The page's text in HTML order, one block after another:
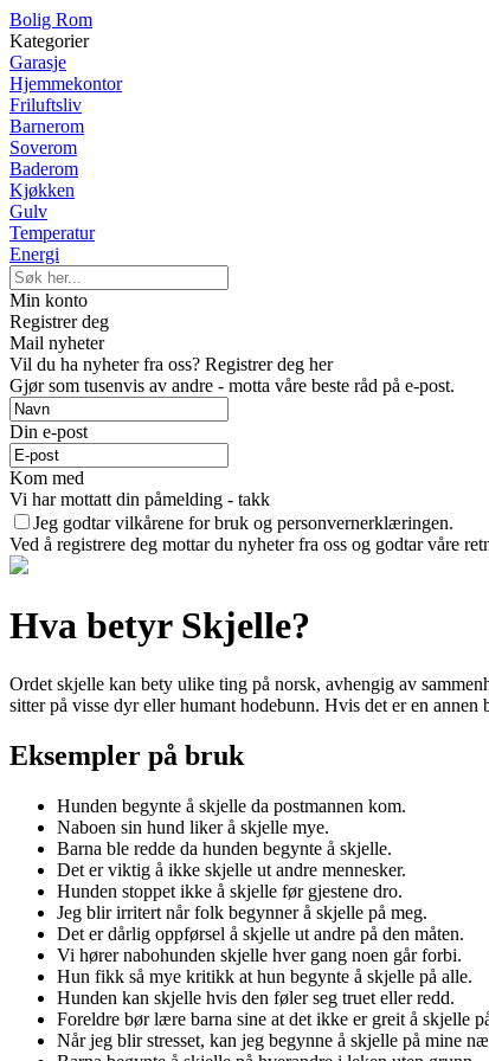
Bolig Rom
Kategorier
Garasje
Hjemmekontor
Friluftsliv
Barnerom
Soverom
Baderom
Kjøkken
Gulv
Temperatur
Energi
Min konto
Registrer deg
Mail nyheter
Vil du ha nyheter fra oss? Registrer deg her
Gjør som tusenvis av andre - motta våre beste råd på e-post.
Din e-post
Kom med
Vi har mottatt din påmelding - takk
Jeg godtar vilkårene for bruk og personvernerklæringen.
Ved å registrere deg mottar du nyheter fra oss og godtar våre
Hva betyr Skjelle?
Ordet skjelle kan bety ulike ting på norsk, avhengig av
sitter på visse dyr eller humant hodebunn. Hvis det er en
Eksempler på bruk
Hunden begynte å skjelle da postmannen kom.
Naboen sin hund liker å skjelle mye.
Barna ble redde da hunden begynte å skjelle.
Det er viktig å ikke skjelle ut andre mennesker.
Hunden stoppet ikke å skjelle før gjestene dro.
Jeg blir irritert når folk begynner å skjelle på meg.
Det er dårlig oppførsel å skjelle ut andre på den måten.
Vi hører nabohunden skjelle hver gang noen går forbi.
Hun fikk så mye kritikk at hun begynte å skjelle på alle.
Hunden kan skjelle hvis den føler seg truet eller redd.
Foreldre bør lære barna sine at det ikke er greit å skjelle
Når jeg blir stresset, kan jeg begynne å skjelle på mine